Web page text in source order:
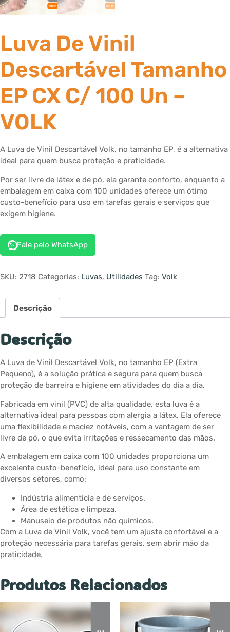
Luva De Vinil
Descartável Tamanho
EP CX C/ 100 Un –
VOLK
A Luva de Vinil Descartável Volk, no tamanho EP, é a alternativa
ideal para quem busca proteção e praticidade.
Por ser livre de látex e de pó, ela garante conforto, enquanto a
embalagem em caixa com 100 unidades oferece um ótimo
custo-benefício para uso em tarefas gerais e serviços que
exigem higiene.
Fale pelo WhatsApp
SKU: 2718 Categorias: Luvas, Utilidades Tag: Volk
Descrição
Descrição
A Luva de Vinil Descartável Volk, no tamanho EP (Extra
Pequeno), é a solução prática e segura para quem busca
proteção de barreira e higiene em atividades do dia a dia.
Fabricada em vinil (PVC) de alta qualidade, esta luva é a
alternativa ideal para pessoas com alergia a látex. Ela oferece
uma flexibilidade e maciez notáveis, com a vantagem de ser
livre de pó, o que evita irritações e ressecamento das mãos.
A embalagem em caixa com 100 unidades proporciona um
excelente custo-benefício, ideal para uso constante em
diversos setores, como:
Indústria alimentícia e de serviços.
Área de estética e limpeza.
Manuseio de produtos não químicos.
Com a Luva de Vinil Volk, você tem um ajuste confortável e a
proteção necessária para tarefas gerais, sem abrir mão da
praticidade.
Produtos Relacionados